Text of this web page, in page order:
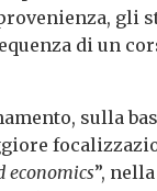
di un
sulla
economics”,